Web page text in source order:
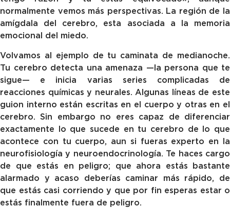
normalmente vemos más perspectivas. La región de la
amígdala del cerebro, esta asociada a la memoria
emocional del miedo.
Volvamos al ejemplo de tu caminata de medianoche.
Tu cerebro detecta una amenaza —la persona que te
sigue— e inicia varias series complicadas de
reacciones químicas y neurales. Algunas líneas de este
guion interno están escritas en el cuerpo y otras en el
cerebro. Sin embargo no eres capaz de diferenciar
exactamente lo que sucede en tu cerebro de lo que
acontece con tu cuerpo, aun si fueras experto en la
neurofisiología y neuroendocrinología. Te haces cargo
de que estás en peligro; que ahora estás bastante
alarmado y acaso deberías caminar más rápido, de
que estás casi corriendo y que por fin esperas estar o
estás finalmente fuera de peligro.